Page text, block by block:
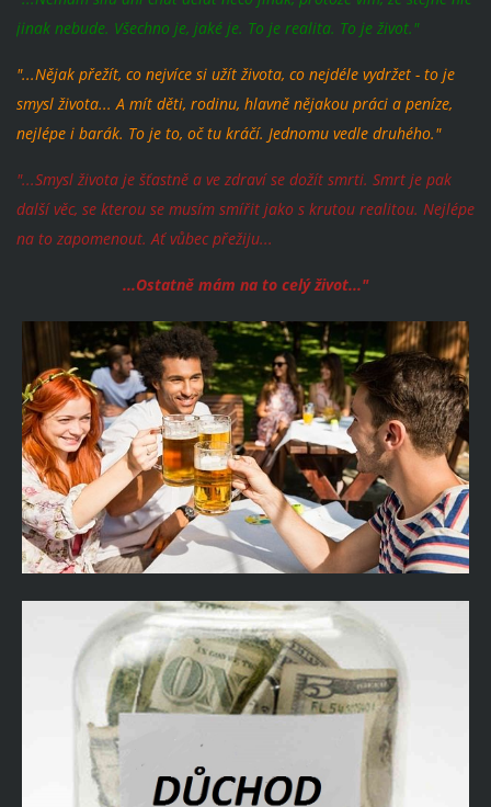
jinak nebude. Všechno je, jaké je. To je realita. To je život."
"...Nějak přežít, co nejvíce si užít života, co nejdéle vydržet - to je
smysl života...A mít děti, rodinu, hlavně nějakou práci a peníze,
nejlépe i barák. To je to, oč tu kráčí. Jednomu vedle druhého."
"...Smysl života je šťastně a ve zdraví se dožít smrti. Smrt je pak
další věc, se kterou se musím smířit jako s krutou realitou. Nejlépe
na to zapomenout. Ať vůbec přežiju...
...Ostatně mám na to celý život..."